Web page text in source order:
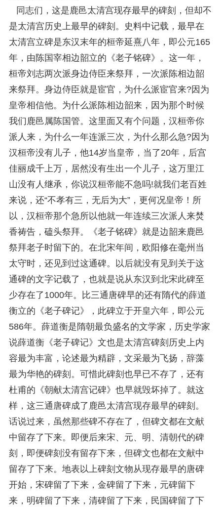
同志们，这是鹿邑太清宫现存最早的碑刻，但却不
是太清宫历史上最早的碑刻。史料中记载，最早在
太清宫立碑是东汉末年的桓帝延熹八年，即公元165
年，由陈国宰相边韶立的《老子铭碑》。这一年，
桓帝刘志两次派身边侍臣来祭拜，一次派陈相边韶
来祭拜。身边侍臣就是宦官，为什么派宦官来?因为
皇帝相信他。为什么派陈相边韶来，因为那个时候
我们鹿邑属陈国管。这里面又有个问题，汉桓帝你
派人来，为什么一年连派三次，为什么那么急?因为
汉桓帝没有儿子，他14岁当皇帝，当了20年，后宫
佳丽成千上万，居然没有生出一个儿子，这万里江
山没有人继承，你说汉桓帝能不急吗!就我们老百姓
来说，还“不孝有三，无后为大”，更何况皇帝！所
以，汉桓帝那个急所以他就一年连续三次派人来焚
香祷告，磕头祭拜。《老子铭碑》就是边韶来鹿邑
祭拜老子时留下的。在北宋年间，欧阳修在毫州当
太守时，还见到过这通碑。以后就没有见到关于这
通碑的文字记载了，也就是说从东汉到北宋此碑至
少存在了1000年。比三通唐碑早的还有隋代的薛道
衡立的《老子碑记》，此碑立于开皇六年，即公元
586年。薛道衡是隋朝最负盛名的文学家，历史学家
说薛道衡《老子碑记》文也是太清宫碑刻历史上内
容最为丰富，论述最为精辟，文采最为飞扬，辞藻
最为华艳的碑刻。可惜此碑刻也早已不存了，还有
杜甫的《朝献太清宫记碑》也早就毁坏掉了。就这
样，这三通唐碑成了鹿邑太清宫现存最早的碑刻。
话说过来，虽然那些碑不存在了，但碑文都在文献
中留存了下来。即便后来宋、元、明、清朝代的碑
刻，即便碑刻没有留存下来，但碑文也都在文献中
留存了下来。地表以上碑刻文物从现存最早的唐碑
开始，宋碑留了下来，金碑留了下来，元碑留下
来，明碑留了下来，清碑留了下来，民国碑留了下